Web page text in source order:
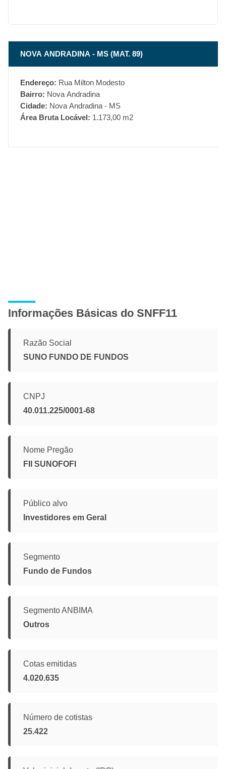
NOVA ANDRADINA - MS (MAT. 89)
Endereço: Rua Milton Modesto
Bairro: Nova Andradina
Cidade: Nova Andradina - MS
Área Bruta Locável: 1.173,00 m2
Informações Básicas do SNFF11
Razão Social
SUNO FUNDO DE FUNDOS
CNPJ
40.011.225/0001-68
Nome Pregão
FII SUNOFOFI
Público alvo
Investidores em Geral
Segmento
Fundo de Fundos
Segmento ANBIMA
Outros
Cotas emitidas
4.020.635
Número de cotistas
25.422